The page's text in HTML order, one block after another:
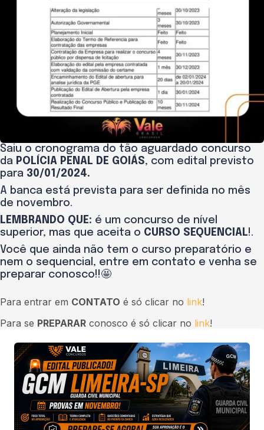
Saiu o cronograma do tão aguardado concurso
da POLÍCIA PENAL DE GOIÁS, com edital previsto
para 30/01/2024.
A banca está prevista para ser definida no mês
de novembro.
LEMBRANDO QUE: é um concurso de nível
superior, mas que aceita o CURSO SEQUENCIAL!.
Você que ainda não tem o curso preparatório e
nem o sequencial, entre em contato e venha se
preparar conosco!!🤩
Para entrar em CONTATO é só clicar no link!
Para se PREPARAR conosco é só clicar no link!